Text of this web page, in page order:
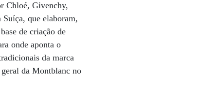
Chloé, Givenchy,
que elaboram,
de criação de
onde aponta o
da marca
da Montblanc no